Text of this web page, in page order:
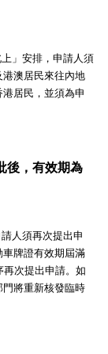
」安排，申請人須
澳居民來往內地
居民，並須為申
後，有效期為
人須再次提出申
牌證有效期屆滿
次提出申請。如
將重新核發臨時